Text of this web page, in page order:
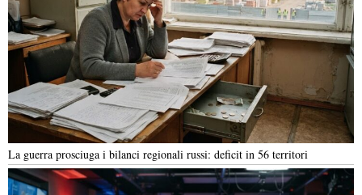
La guerra prosciuga i bilanci regionali russi: deficit in 56 territori